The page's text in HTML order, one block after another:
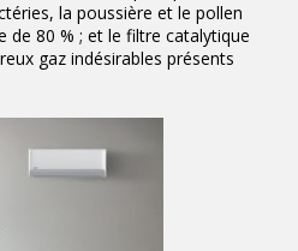
la poussière et le pollen
de 80 % ; et le filtre catalytique
gaz indésirables présents